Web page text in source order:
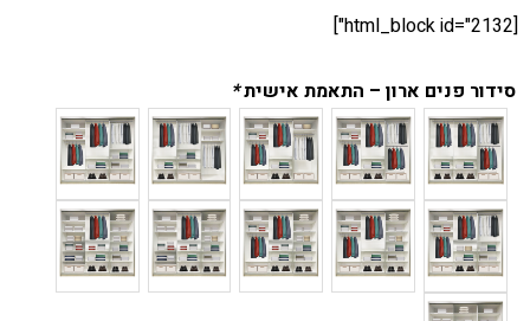
[html_block id="2132"]
סידור פנים ארון – התאמת אישית*